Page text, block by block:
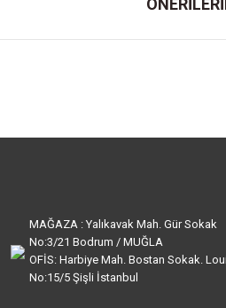
MAĞAZA : Yalıkavak Mah. Gür Sokak
No:3/21 Bodrum / MUĞLA
OFİS: Harbiye Mah. Bostan Sokak.
No:15/5 Şişli İstanbul